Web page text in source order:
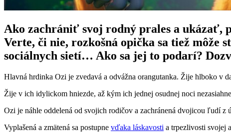
Ako zachrániť svoj rodný prales a ukázať,
Verte, či nie, rozkošná opička sa tiež môže
sociálnych sietí… Ako sa jej to podarí?
Hlavná hrdinka Ozi je zvedavá a odvážna orangutanka. Žije hlboko v
Žije v ich idylickom hniezde, až kým ich jednej osudnej noci
Ozi je náhle oddelená od svojich rodičov a zachránená dvojicou ľudí z
Vyplašená a zmätená sa postupne vďaka láskavosti a trpezlivosti svojej